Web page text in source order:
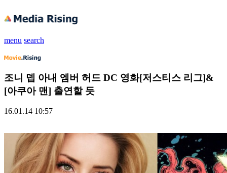
menu search
조니 뎁 아내 엠버 허드 DC 영화[저스티스 리그]&
[아쿠아 맨] 출연할 듯
16.01.14 10:57